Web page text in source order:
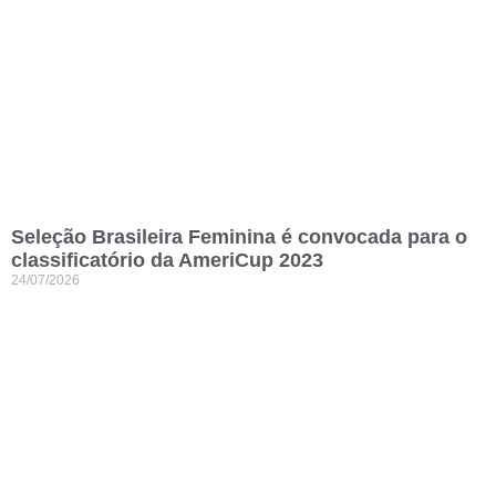
Seleção Brasileira Feminina é convocada para o
classificatório da AmeriCup 2023
24/07/2026